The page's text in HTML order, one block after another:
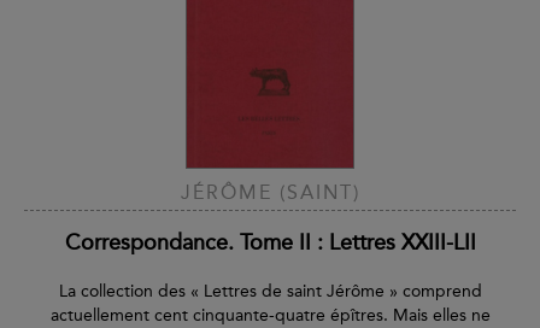
JÉRÔME (SAINT)
Correspondance. Tome II : Lettres XXIII-LII
La collection des « Lettres de saint Jérôme » comprend
actuellement cent cinquante-quatre épîtres. Mais elles ne